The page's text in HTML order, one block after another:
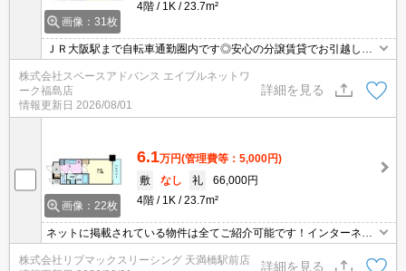
画像：31枚
4階
1K 23.7m²
ＪＲ大阪駅まで自転車通勤圏内です◎安心の分譲賃貸でお引越しは
いかがですか。２口ガスコンロでお料理好きな方へ。居室フローリ
ング。
株式会社スペースアドバンス エイブルネットワ
ーク福島店
情報更新日 2026/08/01
詳細を見る
画像：22枚
6.1万円(管理費等：5,000円)
敷
なし 礼
66,000円
4階
1K 23.7m²
ネットに掲載されている物件は全てご紹介可能です！インターネッ
ト無料！初期費用クレジット決済可★人気の分譲マンション★弊社
は天満橋駅前店、新大阪駅前店、梅田店、江坂店、四ツ橋店ご希望
株式会社リブマックスリーシング 天満橋駅前店
詳細を見る